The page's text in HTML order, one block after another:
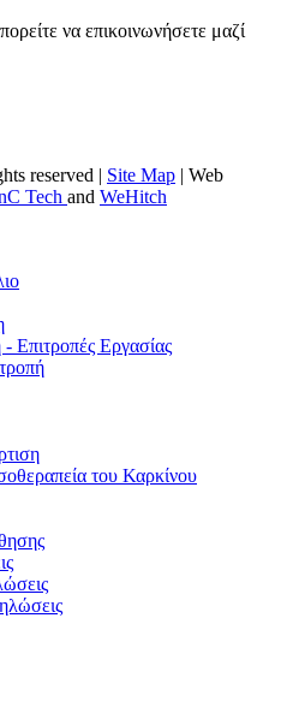
να επικοινωνήσετε μαζί
reserved | Site Map | Web
Tech and WeHitch
Εργασίας
του Καρκίνου